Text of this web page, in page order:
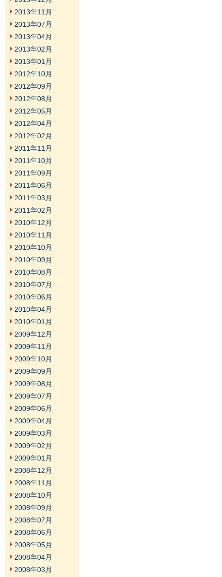
2013年11月
2013年07月
2013年04月
2013年02月
2013年01月
2012年10月
2012年09月
2012年08月
2012年05月
2012年04月
2012年02月
2011年11月
2011年10月
2011年09月
2011年06月
2011年03月
2011年02月
2010年12月
2010年11月
2010年10月
2010年09月
2010年08月
2010年07月
2010年06月
2010年04月
2010年01月
2009年12月
2009年11月
2009年10月
2009年09月
2009年08月
2009年07月
2009年06月
2009年04月
2009年03月
2009年02月
2009年01月
2008年12月
2008年11月
2008年10月
2008年09月
2008年07月
2008年06月
2008年05月
2008年04月
2008年03月